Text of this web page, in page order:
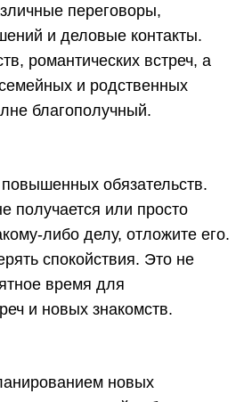
переговоры,
и деловые контакты.
романтических встреч, а
и родственных
благополучный.
обязательств.
получается или просто
либо делу, отложите его.
спокойствия. Это не
время для
и новых знакомств.
новых